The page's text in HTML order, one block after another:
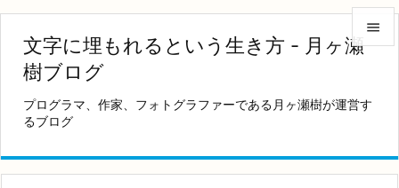
文字に埋もれるという生き方 - 月ヶ瀬
樹ブログ
プログラマ、作家、フォトグラファーである月ヶ瀬樹が運営す
るブログ



前へ